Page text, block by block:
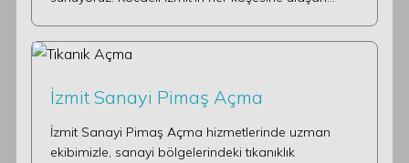
İzmit Sanayi Pimaş Açma
İzmit Sanayi Pimaş Açma hizmetlerinde uzman
ekibimizle, sanayi bölgelerindeki tıkanıklık